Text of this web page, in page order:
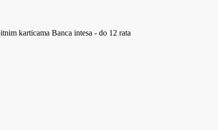
karticama Banca intesa - do 12 rata